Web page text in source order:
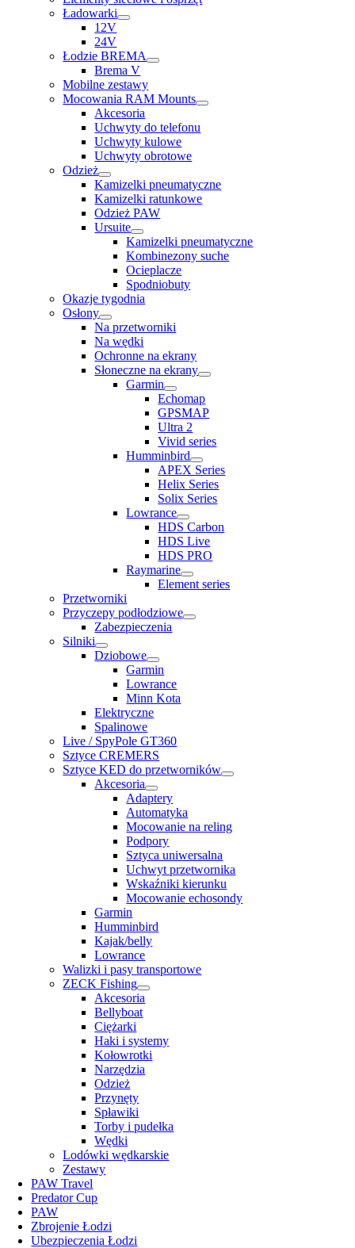
Ładowarki
12V
24V
Łodzie BREMA
Brema V
Mobilne zestawy
Mocowania RAM Mounts
Akcesoria
Uchwyty do telefonu
Uchwyty kulowe
Uchwyty obrotowe
Odzież
Kamizelki pneumatyczne
Kamizelki ratunkowe
Odzież PAW
Ursuite
Kamizelki pneumatyczne
Kombinezony suche
Ocieplacze
Spodniobuty
Okazje tygodnia
Osłony
Na przetworniki
Na wędki
Ochronne na ekrany
Słoneczne na ekrany
Garmin
Echomap
GPSMAP
Ultra 2
Vivid series
Humminbird
APEX Series
Helix Series
Solix Series
Lowrance
HDS Carbon
HDS Live
HDS PRO
Raymarine
Element series
Przetworniki
Przyczepy podłodziowe
Zabezpieczenia
Silniki
Dziobowe
Garmin
Lowrance
Minn Kota
Elektryczne
Spalinowe
Live / SpyPole GT360
Sztyce CREMERS
Sztyce KED do przetworników
Akcesoria
Adaptery
Automatyka
Mocowanie na reling
Podpory
Sztyca uniwersalna
Uchwyt przetwornika
Wskaźniki kierunku
Mocowanie echosondy
Garmin
Humminbird
Kajak/belly
Lowrance
Walizki i pasy transportowe
ZECK Fishing
Akcesoria
Bellyboat
Ciężarki
Haki i systemy
Kołowrotki
Narzędzia
Odzież
Przynęty
Spławiki
Torby i pudełka
Wędki
Lodówki wędkarskie
Zestawy
PAW Travel
Predator Cup
PAW
Zbrojenie Łodzi
Ubezpieczenia Łodzi